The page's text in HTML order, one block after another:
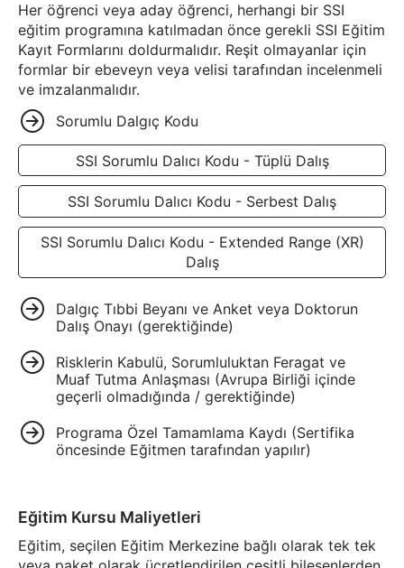
Her öğrenci veya aday öğrenci, herhangi bir SSI
eğitim programına katılmadan önce gerekli SSI Eğitim
Kayıt Formlarını doldurmalıdır. Reşit olmayanlar için
formlar bir ebeveyn veya velisi tarafından incelenmeli
ve imzalanmalıdır.
Sorumlu Dalgıç Kodu
SSI Sorumlu Dalıcı Kodu - Tüplü Dalış
SSI Sorumlu Dalıcı Kodu - Serbest Dalış
SSI Sorumlu Dalıcı Kodu - Extended Range (XR)
Dalış
Dalgıç Tıbbi Beyanı ve Anket veya Doktorun
Dalış Onayı (gerektiğinde)
Risklerin Kabulü, Sorumluluktan Feragat ve
Muaf Tutma Anlaşması (Avrupa Birliği içinde
geçerli olmadığında / gerektiğinde)
Programa Özel Tamamlama Kaydı (Sertifika
öncesinde Eğitmen tarafından yapılır)
Eğitim Kursu Maliyetleri
Eğitim, seçilen Eğitim Merkezine bağlı olarak tek tek